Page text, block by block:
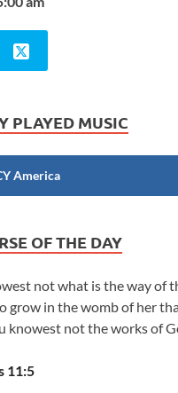
PLAYED MUSIC
America
OF THE DAY
not what is the way of
grow in the womb of her
knowest not the works of
11:5